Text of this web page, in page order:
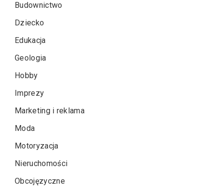
Budownictwo
Dziecko
Edukacja
Geologia
Hobby
Imprezy
Marketing i reklama
Moda
Motoryzacja
Nieruchomości
Obcojęzyczne